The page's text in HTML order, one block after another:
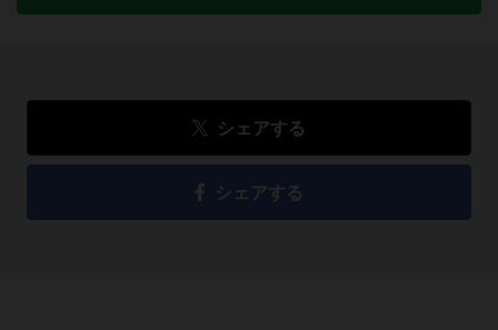
シェアする
シェアする